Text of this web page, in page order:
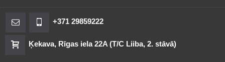
+371 29859222
Ķekava, Rīgas iela 22A (T/C Liiba, 2. stāvā)